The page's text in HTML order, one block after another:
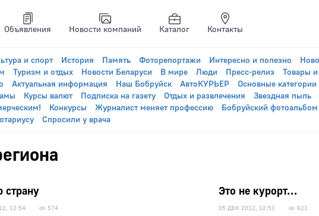
Объявления Новости компаний Каталог Контакты
и спорт История Память Фоторепортажи Интересно и полезно
Туризм и отдых Новости Беларуси В мире Люди Пресс-релиз Товары и
Актуальная информация Наш Бобруйск АвтоКУРЬЕР Основные категории
Курсы валют Подписка на газету Отдых и развлечения Звездная пыль
Конкурсы Журналист меняет профессию Бобруйский фотоальбом
Спросили у врача
страну
12:54 574
Это не курорт…
05 ДЕК 2012, 12:53 621